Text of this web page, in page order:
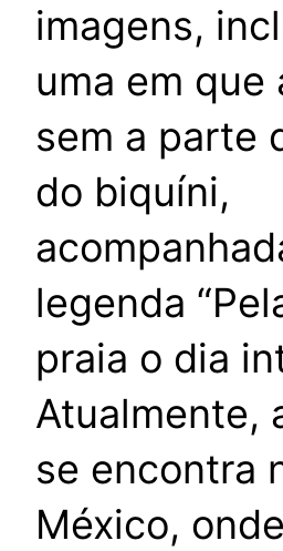
imagens,
uma em que
sem a parte
do biquíni,
legenda
praia o dia
Atualmente,
se encontra
México,